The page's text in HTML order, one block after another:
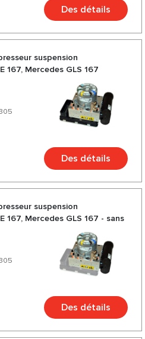
Des détails
suspension
167, Mercedes GLS 167
Des détails
suspension
167, Mercedes GLS 167 - sans
Des détails